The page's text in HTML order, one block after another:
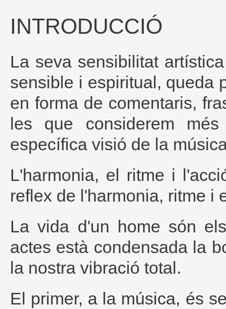
INTRODUCCIÓ
La seva sensibilitat
sensible i espiritual, queda
en forma de comentaris,
les que considerem
específica visió de la
L'harmonia, el ritme i
reflex de l'harmonia, ritme i
La vida d'un home són
actes està condensada la
la nostra vibració total.
El primer, a la música, és